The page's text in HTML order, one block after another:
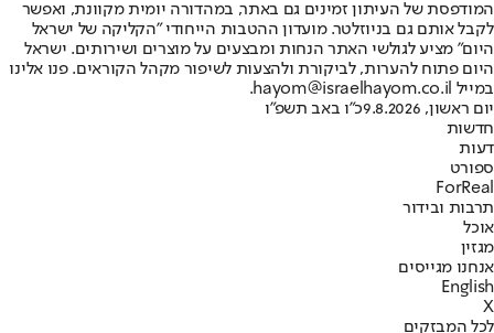
המודפסת של העיתון זמינים גם באתר, במהדורה יומית מקוונת, ואפשר
לקבל אותם גם בניוזלטר. מועדון ההטבות הייחודי "הקליקה של ישראל
היום" מציע לגולשי האתר הנחות ומבצעים על מוצרים ושירותים. ישראל
היום פתוח להערות, לביקורת ולהצעות לשיפור מקהל הקוראים. פנו אלינו
במייל hayom@israelhayom.co.il.
יום ראשון, 9.8.2026
כ"ו באב תשפ"ו
חדשות
דעות
ספורט
ForReal
תרבות ובידור
אוכל
מגזין
אנחנו מגייסים
English
X
לכל המבזקים